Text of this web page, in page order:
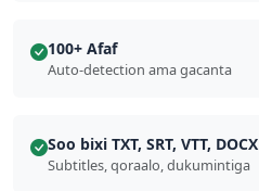
100+ Afaf
Auto-detection ama gacanta
Soo bixi TXT, SRT, VTT, DOCX
Subtitles, qoraalo, dukumintiga